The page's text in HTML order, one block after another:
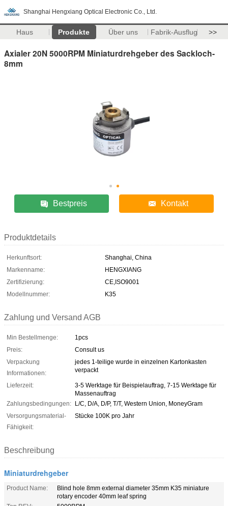
Shanghai Hengxiang Optical Electronic Co., Ltd.
Haus Produkte Über uns Fabrik-Ausflug >>
Axialer 20N 5000RPM Miniaturdrehgeber des Sackloch-
8mm
Bestpreis Kontakt
Produktdetails
Herkunftsort:
Shanghai, China
Markenname:
HENGXIANG
Zertifizierung:
CE,ISO9001
Modellnummer:
K35
Zahlung und Versand AGB
Min Bestellmenge:
1pcs
Preis:
Consult us
Verpackung
Informationen:
jedes 1-teilige wurde in einzelnen Kartonkasten
verpackt
Lieferzeit:
3-5 Werktage für Beispielauftrag, 7-15 Werktage für
Massenauftrag
Zahlungsbedingungen: L/C, D/A, D/P, T/T, Western Union, MoneyGram
Versorgungsmaterial-
Fähigkeit:
Stücke 100K pro Jahr
Beschreibung
Miniaturdrehgeber
Product Name:
Blind hole 8mm external diameter 35mm K35 miniature
rotary encoder 40mm leaf spring